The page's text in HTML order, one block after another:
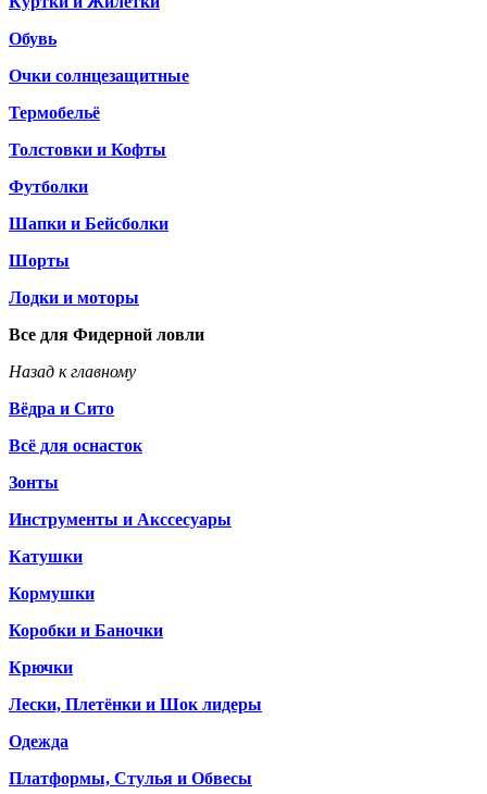
Обувь
Очки солнцезащитные
Термобельё
Толстовки и Кофты
Футболки
Шапки и Бейсболки
Шорты
Лодки и моторы
Все для Фидерной ловли
Назад к главному
Вёдра и Сито
Всё для оснасток
Зонты
Инструменты и Акссесуары
Катушки
Кормушки
Коробки и Баночки
Крючки
Лески, Плетёнки и Шок лидеры
Одежда
Платформы, Стулья и Обвесы